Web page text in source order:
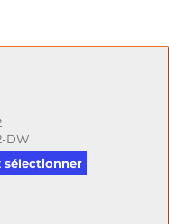
DW
sélectionner